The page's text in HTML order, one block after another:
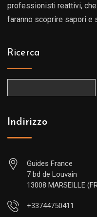
professionisti reattivi,
faranno scoprire sapori e
Ricerca
Indirizzo
Guides France
7 bd de Louvain
13008 MARSEILLE
+33744750411